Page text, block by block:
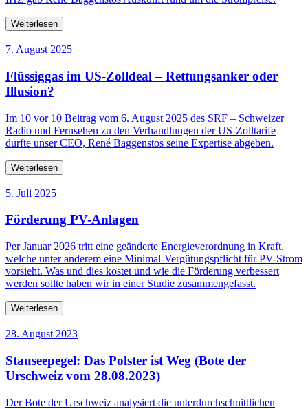
Weiterlesen
7. August 2025
Flüssiggas im US-Zolldeal – Rettungsanker oder
Illusion?
Im 10 vor 10 Beitrag vom 6. August 2025 des SRF – Schweizer
Radio und Fernsehen zu den Verhandlungen der US-Zolltarife
durfte unser CEO, René Baggenstos seine Expertise abgeben.
Weiterlesen
5. Juli 2025
Förderung PV-Anlagen
Per Januar 2026 tritt eine geänderte Energieverordnung in Kraft,
welche unter anderem eine Minimal-Vergütungspflicht für PV-Strom
vorsieht. Was und dies kostet und wie die Förderung verbessert
werden sollte haben wir in einer Studie zusammengefasst.
Weiterlesen
28. August 2023
Stauseepegel: Das Polster ist Weg (Bote der
Urschweiz vom 28.08.2023)
Der Bote der Urschweiz analysiert die unterdurchschnittlichen